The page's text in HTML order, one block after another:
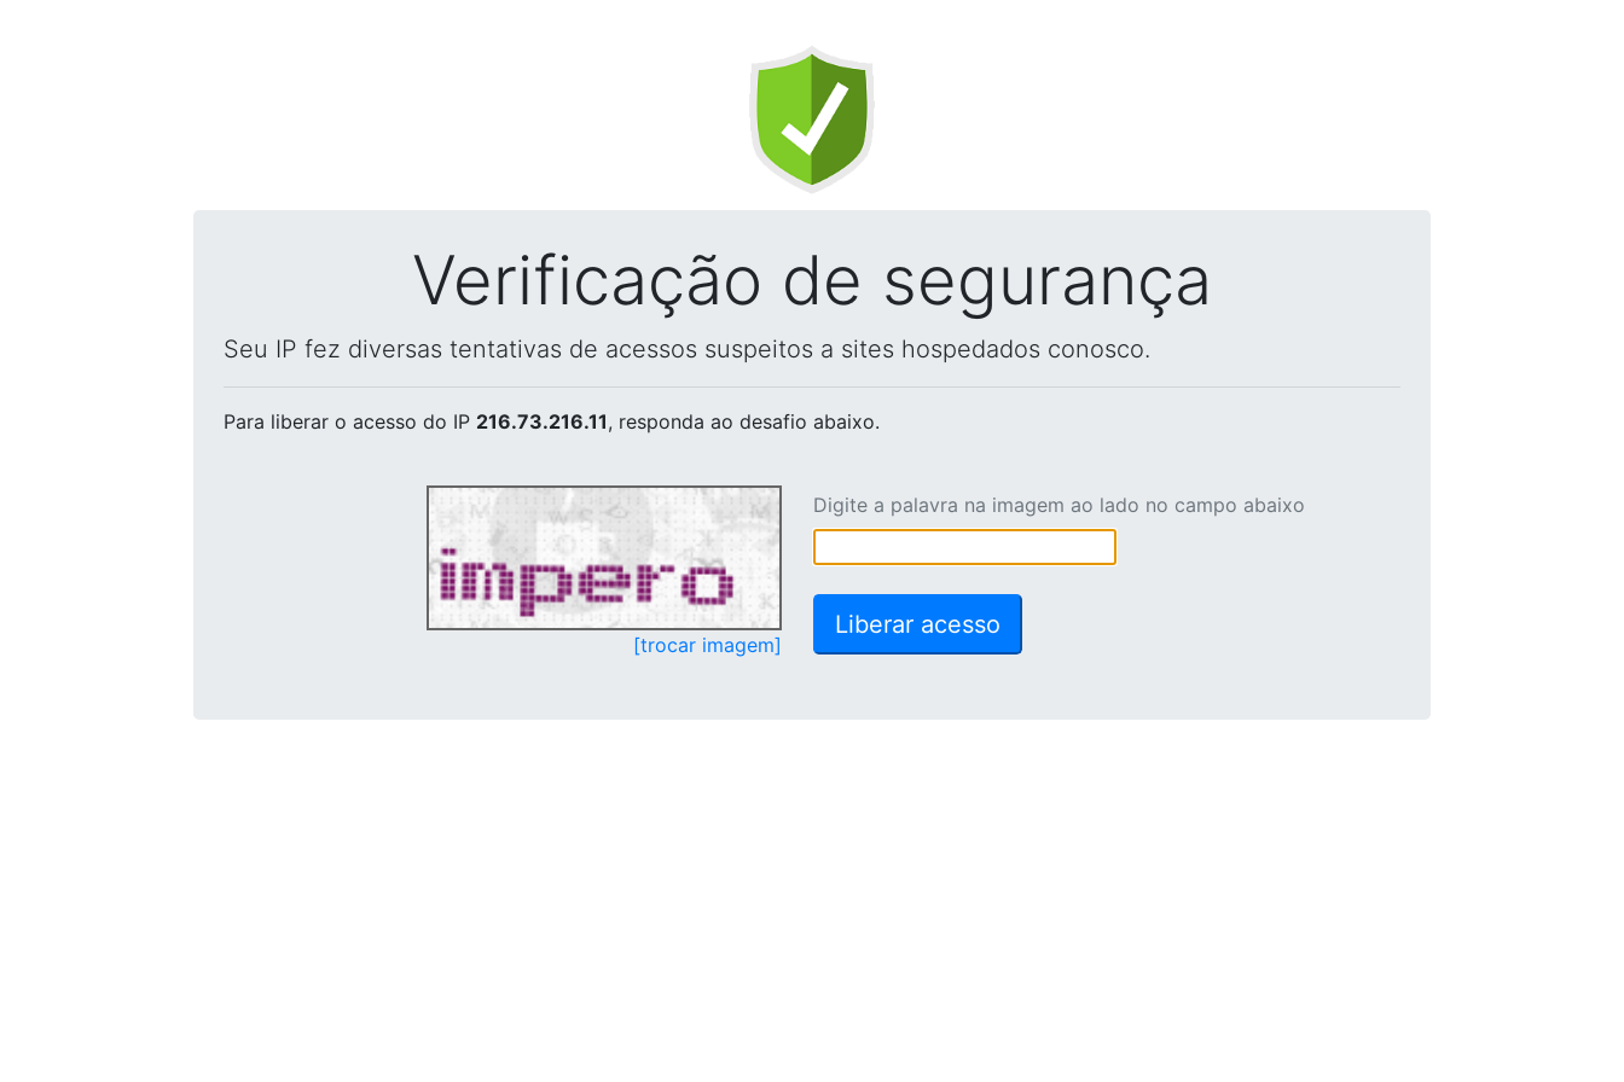
Verificação de segurança
Seu IP fez diversas tentativas de acessos suspeitos a sites hospedados conosco.
Para liberar o acesso do IP 216.73.216.11, responda ao desafio abaixo.
[trocar imagem]
Digite a palavra na imagem ao lado no campo abaixo